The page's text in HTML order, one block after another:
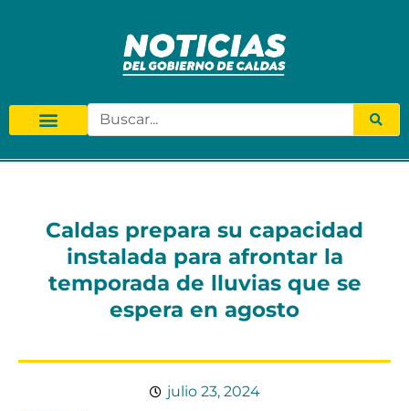
Caldas prepara su capacidad
instalada para afrontar la
temporada de lluvias que se
espera en agosto
julio 23, 2024